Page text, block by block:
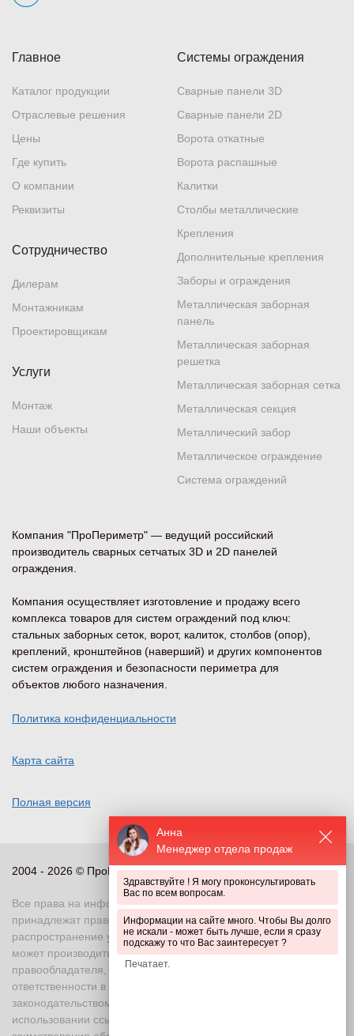
Анна
Менеджер отдела продаж
Здравствуйте ! Я могу проконсультировать
Вас по всем вопросам.
Информации на сайте много. Чтобы Вы долго
не искали - может быть лучше, если я сразу
подскажу то что Вас заинтересует ?
Компания "ПроПериметр" — ведущий российский
производитель сварных сетчатых 3D и 2D панелей
ограждения.
Компания осуществляет изготовление и продажу всего
комплекса товаров для систем ограждений под ключ:
стальных заборных сеток, ворот, калиток, столбов (опор),
креплений, кронштейнов (наверший) и других компонентов
систем ограждения и безопасности периметра для
объектов любого назначения.
Политика конфиденциальности
Карта сайта
Полная версия
Главное
Каталог продукции
Отраслевые решения
Цены
Где купить
О компании
Реквизиты
Системы ограждения
Сварные панели 3D
Сварные панели 2D
Ворота откатные
Ворота распашные
Калитки
Столбы металлические
Крепления
Дополнительные крепления
Заборы и ограждения
Металлическая заборная
панель
Металлическая заборная
решетка
Металлическая заборная сетка
Металлическая секция
Металлический забор
Металлическое ограждение
Система ограждений
Сотрудничество
Дилерам
Монтажникам
Проектировщикам
Услуги
Монтаж
Наши объекты
2004 - 2026 © ПроПериметр, все права защищены
Все права на информационные и иные материалы сайта
принадлежат правообладателю. Воспроизведение или
распространение указанных материалов в любой форме
может производиться только с письменного разрешения
правообладателя, в противном случае возможно применение
ответственности в соответствии с действующим
законодательством Российской Федерации. При
использовании ссылка на правообладателя и источник